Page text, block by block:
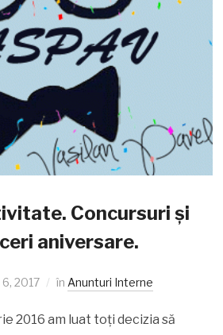
Concursuri și
aniversare.
2017 în Anunturi Interne
2016 am luat toți decizia să